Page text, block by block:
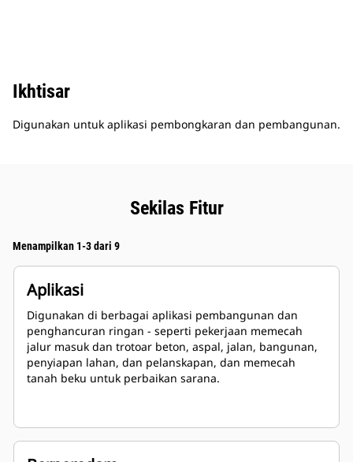
Ikhtisar
Digunakan untuk aplikasi pembongkaran dan pembangunan.
Sekilas Fitur
Menampilkan 1-3 dari 9
Aplikasi
Digunakan di berbagai aplikasi pembangunan dan
penghancuran ringan - seperti pekerjaan memecah
jalur masuk dan trotoar beton, aspal, jalan, bangunan,
penyiapan lahan, dan pelanskapan, dan memecah
tanah beku untuk perbaikan sarana.